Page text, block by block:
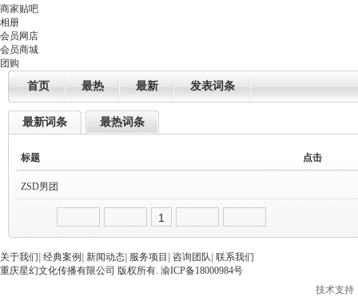
商家贴吧
相册
会员网店
会员商城
团购
首页 最热 最新 发表词条
最新词条 最热词条
标题 点击
ZSD男团
2021-12-02 22:54:48
1
关于我们 经典案例 新闻动态 服务项目 咨询团队 联系我们
重庆星幻文化传播有限公司 版权所有. 渝ICP备18000984号
技术支持